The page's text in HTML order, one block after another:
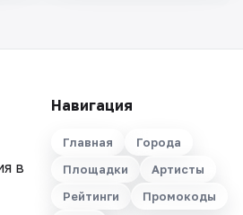
в
Навигация
Главная
Города
Площадки
Артисты
Рейтинги
Промокоды